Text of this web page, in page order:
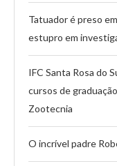
Tatuador é preso
estupro em
IFC Santa Rosa do
cursos de
Zootecnia
O incrível padre